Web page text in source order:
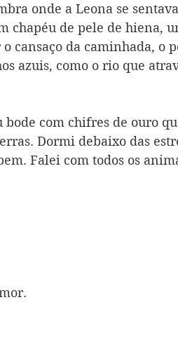
onde a Leona se
chapéu de pele de hiena,
cansaço da caminhada, o
azuis, como o rio que
com chifres de ouro
Dormi debaixo das
Falei com todos os